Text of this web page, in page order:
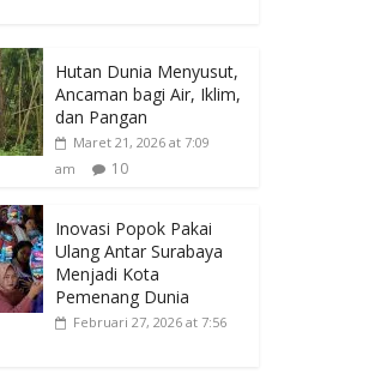
Hutan Dunia Menyusut,
Ancaman bagi Air, Iklim,
dan Pangan
Maret 21, 2026 at 7:09
am
10
Inovasi Popok Pakai
Ulang Antar Surabaya
Menjadi Kota
Pemenang Dunia
Februari 27, 2026 at 7:56